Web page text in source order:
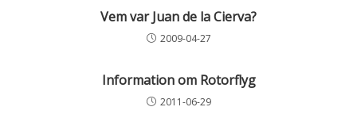
Vem var Juan de la Cierva?
2009-04-27
Information om Rotorflyg
2011-06-29